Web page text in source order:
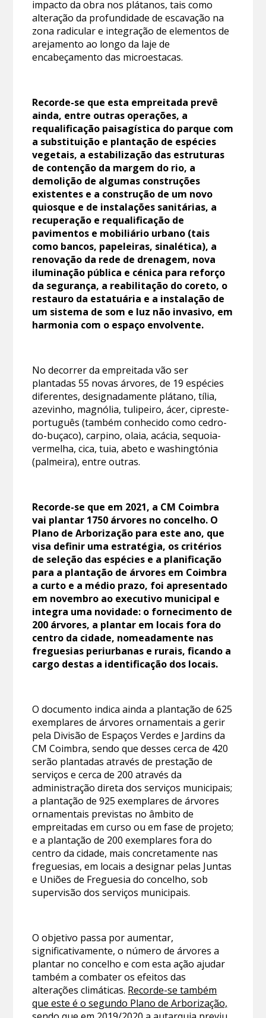
impacto da obra nos plátanos, tais como
alteração da profundidade de escavação na
zona radicular e integração de elementos de
arejamento ao longo da laje de
encabeçamento das microestacas.
Recorde-se que esta empreitada prevê
ainda, entre outras operações, a
requalificação paisagística do parque com
a substituição e plantação de espécies
vegetais, a estabilização das estruturas
de contenção da margem do rio, a
demolição de algumas construções
existentes e a construção de um novo
quiosque e de instalações sanitárias, a
recuperação e requalificação de
pavimentos e mobiliário urbano (tais
como bancos, papeleiras, sinalética), a
renovação da rede de drenagem, nova
iluminação pública e cénica para reforço
da segurança, a reabilitação do coreto, o
restauro da estatuária e a instalação de
um sistema de som e luz não invasivo, em
harmonia com o espaço envolvente.
No decorrer da empreitada vão ser
plantadas 55 novas árvores, de 19 espécies
diferentes, designadamente plátano, tília,
azevinho, magnólia, tulipeiro, ácer, cipreste-
português (também conhecido como cedro-
do-buçaco), carpino, olaia, acácia, sequoia-
vermelha, cica, tuia, abeto e washingtónia
(palmeira), entre outras.
Recorde-se que em 2021, a CM Coimbra
vai plantar 1750 árvores no concelho. O
Plano de Arborização para este ano, que
visa definir uma estratégia, os critérios
de seleção das espécies e a planificação
para a plantação de árvores em Coimbra
a curto e a médio prazo, foi apresentado
em novembro ao executivo municipal e
integra uma novidade: o fornecimento de
200 árvores, a plantar em locais fora do
centro da cidade, nomeadamente nas
freguesias periurbanas e rurais, ficando a
cargo destas a identificação dos locais.
O documento indica ainda a plantação de 625
exemplares de árvores ornamentais a gerir
pela Divisão de Espaços Verdes e Jardins da
CM Coimbra, sendo que desses cerca de 420
serão plantadas através de prestação de
serviços e cerca de 200 através da
administração direta dos serviços municipais;
a plantação de 925 exemplares de árvores
ornamentais previstas no âmbito de
empreitadas em curso ou em fase de projeto;
e a plantação de 200 exemplares fora do
centro da cidade, mais concretamente nas
freguesias, em locais a designar pelas Juntas
e Uniões de Freguesia do concelho, sob
supervisão dos serviços municipais.
O objetivo passa por aumentar,
significativamente, o número de árvores a
plantar no concelho e com esta ação ajudar
também a combater os efeitos das
alterações climáticas. Recorde-se também
que este é o segundo Plano de Arborização,